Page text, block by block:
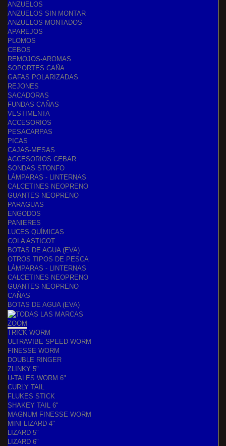
ANZUELOS
ANZUELOS SIN MONTAR
ANZUELOS MONTADOS
APAREJOS
PLOMOS
CEBOS
REMOJOS-AROMAS
SOPORTES CAÑA
GAFAS POLARIZADAS
REJONES
SACADORAS
FUNDAS CAÑAS
VESTIMENTA
ACCESORIOS
PESACARPAS
PICAS
CAJAS-MESAS
ACCESORIOS CEBAR
SONDAS STONFO
LÁMPARAS - LINTERNAS
CALCETINES NEOPRENO
GUANTES NEOPRENO
PARAGUAS
ENGODOS
PANIERES
LUCES QUÍMICAS
COLA ASTICOT
BOTAS DE AGUA (EVA)
OTROS TIPOS DE PESCA
LÁMPARAS - LINTERNAS
CALCETINES NEOPRENO
GUANTES NEOPRENO
CAÑAS
BOTAS DE AGUA (EVA)
ZOOM
TRICK WORM
ULTRAVIBE SPEED WORM
FINESSE WORM
DOUBLE RINGER
ZLINKY 5"
U-TALES WORM 6"
CURLY TAIL
FLUKES STICK
SHAKEY TAIL 6"
MAGNUM FINESSE WORM
MINI LIZARD 4"
LIZARD 5"
LIZARD 6"